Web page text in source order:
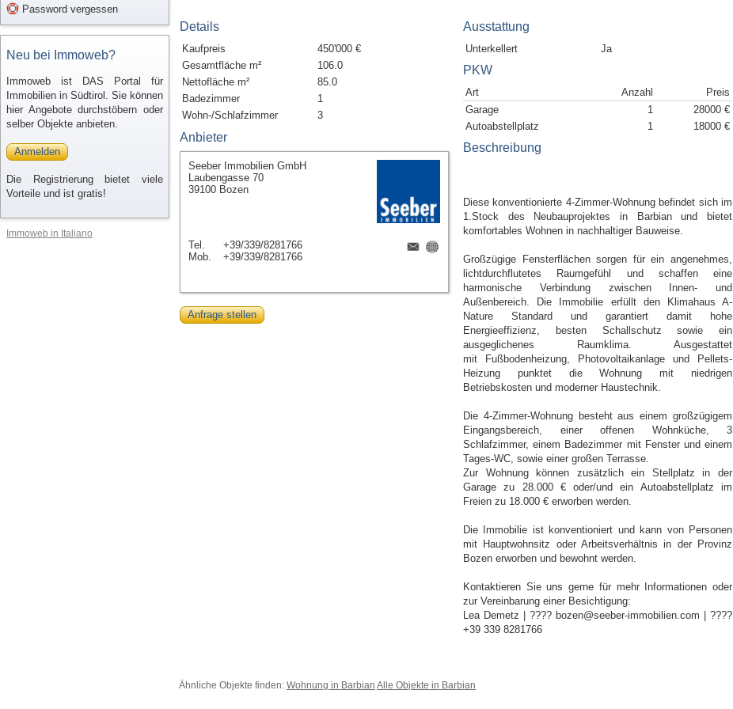
Password vergessen
Neu bei Immoweb?
Immoweb ist DAS Portal für
Immobilien in Südtirol. Sie können
hier Angebote durchstöbern oder
selber Objekte anbieten.
Anmelden
Die Registrierung bietet viele
Vorteile und ist gratis!
Immoweb in Italiano
Details
Kaufpreis
450'000 €
Gesamtfläche m²
106.0
Nettofläche m²
85.0
Badezimmer
1
Wohn-/Schlafzimmer
3
Ausstattung
Unterkellert Ja
PKW
Art Anzahl
Preis
Garage
1
28000 €
Autoabstellplatz
1 18000 €
Beschreibung
Diese konventionierte 4-Zimmer-Wohnung befindet sich im
1.Stock des Neubauprojektes in Barbian und bietet
komfortables Wohnen in nachhaltiger Bauweise.
Großzügige Fensterflächen sorgen für ein angenehmes,
lichtdurchflutetes Raumgefühl und schaffen eine
harmonische Verbindung zwischen Innen- und
Außenbereich. Die Immobilie erfüllt den Klimahaus A-
Nature Standard und garantiert damit hohe
Energieeffizienz, besten Schallschutz sowie ein
ausgeglichenes Raumklima. Ausgestattet
mit Fußbodenheizung, Photovoltaikanlage und Pellets-
Heizung punktet die Wohnung mit niedrigen
Betriebskosten und moderner Haustechnik.
Die 4-Zimmer-Wohnung besteht aus einem großzügigem
Eingangsbereich, einer offenen Wohnküche, 3
Schlafzimmer, einem Badezimmer mit Fenster und einem
Tages-WC, sowie einer großen Terrasse.
Zur Wohnung können zusätzlich ein Stellplatz in der
Garage zu 28.000 € oder/und ein Autoabstellplatz im
Freien zu 18.000 € erworben werden.
Die Immobilie ist konventioniert und kann von Personen
mit Hauptwohnsitz oder Arbeitsverhältnis in der Provinz
Bozen erworben und bewohnt werden.
Kontaktieren Sie uns gerne für mehr Informationen oder
zur Vereinbarung einer Besichtigung:
Lea Demetz | ???? bozen@seeber-immobilien.com | ????
+39 339 8281766
Anbieter
Seeber Immobilien GmbH
Laubengasse 70
39100 Bozen
Tel.
+39/339/8281766
Mob.
+39/339/8281766
Anfrage stellen
Ähnliche Objekte finden: Wohnung in Barbian Alle Objekte in Barbian